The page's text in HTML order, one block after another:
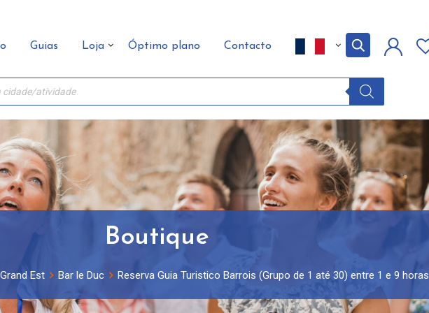
Guias Loja Óptimo plano Contacto
Boutique
Grand Est Bar le Duc Reserva Guia Turistico Barrois (Grupo de 1 até 30) entre 1 e 9 horas